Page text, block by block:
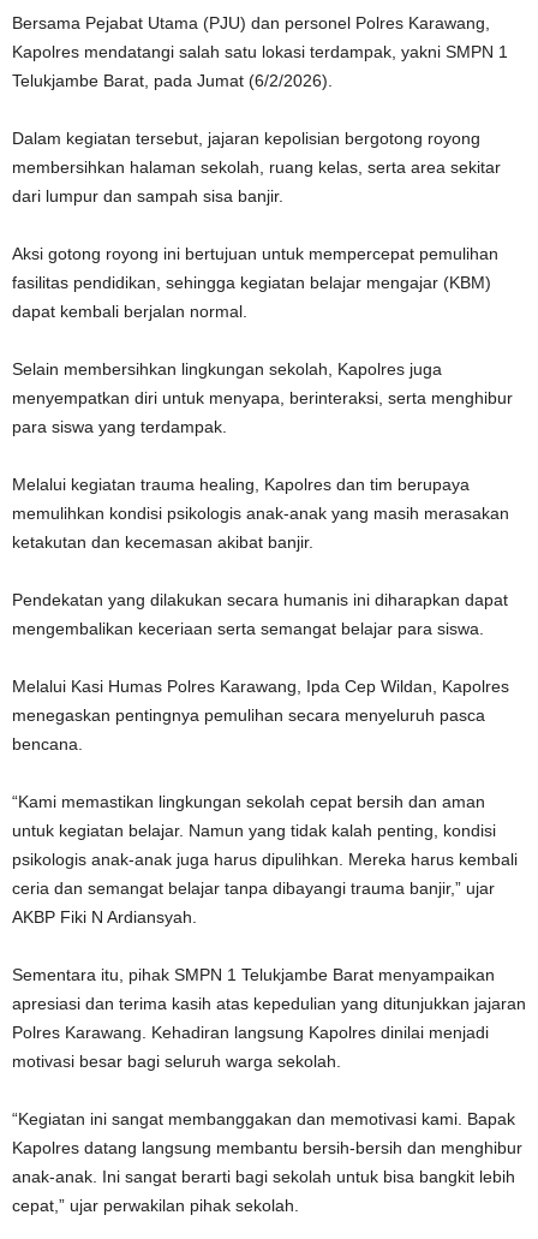
‎Bersama Pejabat Utama (PJU) dan personel Polres Karawang,
Kapolres mendatangi salah satu lokasi terdampak, yakni SMPN 1
Telukjambe Barat, pada Jumat (6/2/2026).
Dalam kegiatan tersebut, jajaran kepolisian bergotong royong
membersihkan halaman sekolah, ruang kelas, serta area sekitar
dari lumpur dan sampah sisa banjir.
‎Aksi gotong royong ini bertujuan untuk mempercepat pemulihan
fasilitas pendidikan, sehingga kegiatan belajar mengajar (KBM)
dapat kembali berjalan normal.
Selain membersihkan lingkungan sekolah, Kapolres juga
menyempatkan diri untuk menyapa, berinteraksi, serta menghibur
para siswa yang terdampak.
‎Melalui kegiatan trauma healing, Kapolres dan tim berupaya
memulihkan kondisi psikologis anak-anak yang masih merasakan
ketakutan dan kecemasan akibat banjir.
Pendekatan yang dilakukan secara humanis ini diharapkan dapat
mengembalikan keceriaan serta semangat belajar para siswa.
‎Melalui Kasi Humas Polres Karawang, Ipda Cep Wildan, Kapolres
menegaskan pentingnya pemulihan secara menyeluruh pasca
bencana.
‎“Kami memastikan lingkungan sekolah cepat bersih dan aman
untuk kegiatan belajar. Namun yang tidak kalah penting, kondisi
psikologis anak-anak juga harus dipulihkan. Mereka harus kembali
ceria dan semangat belajar tanpa dibayangi trauma banjir,” ujar
AKBP Fiki N Ardiansyah.
‎Sementara itu, pihak SMPN 1 Telukjambe Barat menyampaikan
apresiasi dan terima kasih atas kepedulian yang ditunjukkan jajaran
Polres Karawang. Kehadiran langsung Kapolres dinilai menjadi
motivasi besar bagi seluruh warga sekolah.
‎“Kegiatan ini sangat membanggakan dan memotivasi kami. Bapak
Kapolres datang langsung membantu bersih-bersih dan menghibur
anak-anak. Ini sangat berarti bagi sekolah untuk bisa bangkit lebih
cepat,” ujar perwakilan pihak sekolah.